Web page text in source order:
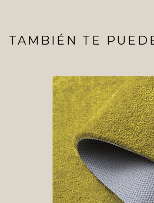
TAMBIÉN TE